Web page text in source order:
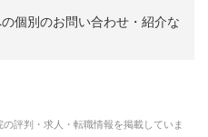
個別のお問い合わせ・紹介な
の評判・求人・転職情報を掲載していま